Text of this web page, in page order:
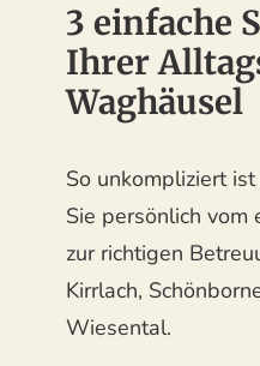
3 einfache
Ihrer
Waghäusel
So unkompliziert
Sie persönlich vom
zur richtigen
Kirrlach,
Wiesental.